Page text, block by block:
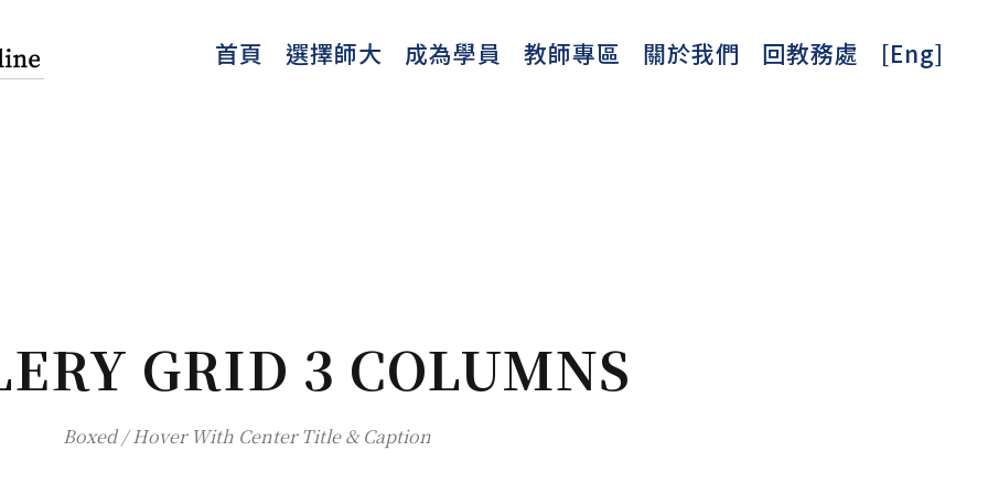
首頁 選擇師大 成為學員 教師專區 關於我們 回教務處 [Eng]
GRID 3 COLUMNS
Boxed / Hover With Center Title & Caption